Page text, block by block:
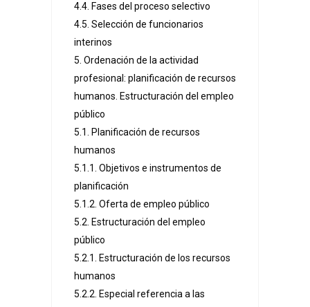
4.4. Fases del proceso selectivo
4.5. Selección de funcionarios
interinos
5. Ordenación de la actividad
profesional: planificación de recursos
humanos. Estructuración del empleo
público
5.1. Planificación de recursos
humanos
5.1.1. Objetivos e instrumentos de
planificación
5.1.2. Oferta de empleo público
5.2. Estructuración del empleo
público
5.2.1. Estructuración de los recursos
humanos
5.2.2. Especial referencia a las